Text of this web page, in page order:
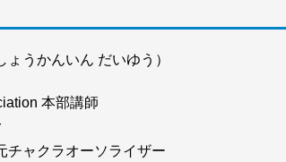
うかんいん だいゆう）
本部講師
チャクラオーソライザー